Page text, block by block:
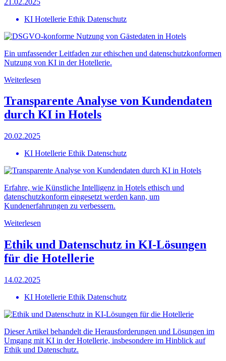
KI Hotellerie Ethik Datenschutz
Ein umfassender Leitfaden zur ethischen und datenschutzkonformen
Nutzung von KI in der Hotellerie.
Weiterlesen
Transparente Analyse von Kundendaten
durch KI in Hotels
20.02.2025
KI Hotellerie Ethik Datenschutz
Erfahre, wie Künstliche Intelligenz in Hotels ethisch und
datenschutzkonform eingesetzt werden kann, um
Kundenerfahrungen zu verbessern.
Weiterlesen
Ethik und Datenschutz in KI-Lösungen
für die Hotellerie
14.02.2025
KI Hotellerie Ethik Datenschutz
Dieser Artikel behandelt die Herausforderungen und Lösungen im
Umgang mit KI in der Hotellerie, insbesondere im Hinblick auf
Ethik und Datenschutz.